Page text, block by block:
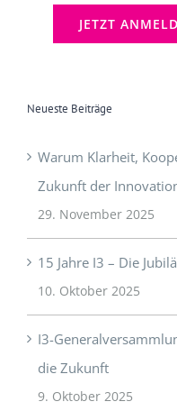
Neueste Beiträge
Warum Klarheit,
Zukunft der
29. November 2025
15 Jahre I3 – Die
10. Oktober 2025
I3-
die Zukunft
9. Oktober 2025